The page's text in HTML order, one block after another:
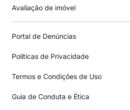
Avaliação de imóvel
Portal de Denúncias
Políticas de Privacidade
Termos e Condições de Uso
Guia de Conduta e Ética